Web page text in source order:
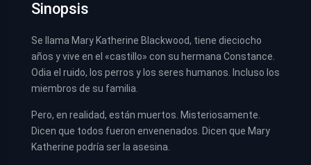
Sinopsis
Se llama Mary Katherine Blackwood, tiene dieciocho
años y vive en el «castillo» con su hermana Constance.
Odia el ruido, los perros y los seres humanos. Incluso los
miembros de su familia.
Pero, en realidad, están muertos. Misteriosamente.
Dicen que todos fueron envenenados. Dicen que Mary
Katherine podría ser la asesina.